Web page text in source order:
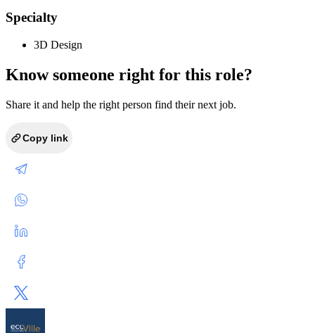
Specialty
3D Design
Know someone right for this role?
Share it and help the right person find their next job.
Copy link